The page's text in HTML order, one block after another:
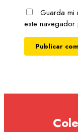
Guarda mi
este navegador